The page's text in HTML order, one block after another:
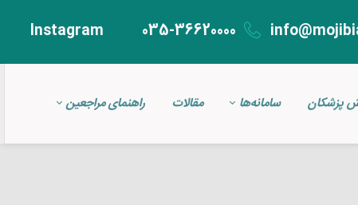
Instagram
پزشکان سامانه‌ها مقالات راهنمای مراجعین